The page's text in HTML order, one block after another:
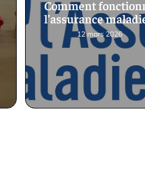
Comment
l’assurance
12 mars 2026